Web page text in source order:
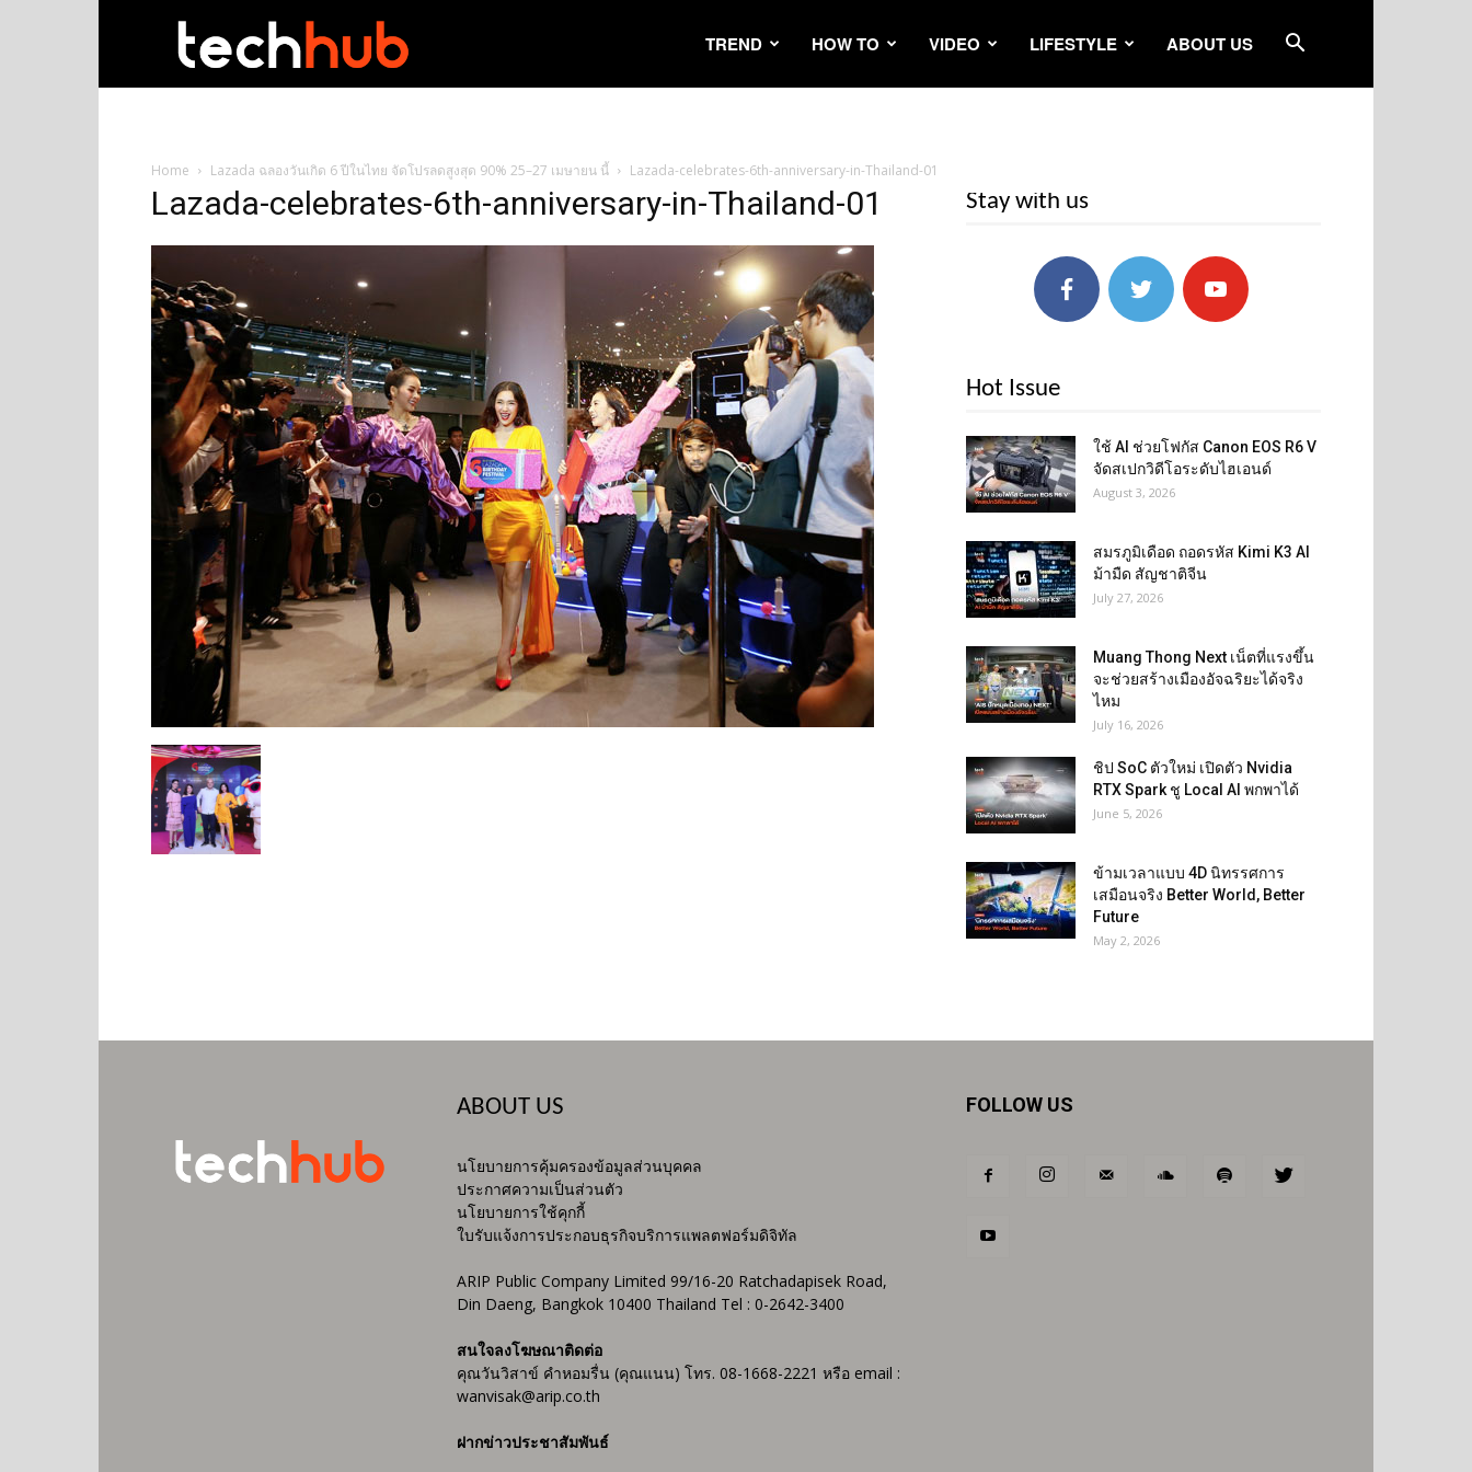
TREND HOW TO VIDEO LIFESTYLE ABOUT US
Home Lazada ฉลองวันเกิด 6 ปีในไทย จัดโปรลดสูงสุด 90% 25–27 เมษายน นี้ Lazada-celebrates-6th-anniversary-in-Thailand-01
Lazada-celebrates-6th-anniversary-in-Thailand-01 Stay with us
Hot Issue
ใช้ AI ช่วยโฟกัส Canon EOS R6 V
จัดสเปกวิดีโอระดับไฮเอนด์
August 3, 2026
สมรภูมิเดือด ถอดรหัส Kimi K3 AI
ม้ามืด สัญชาติจีน
July 27, 2026
Muang Thong Next เน็ตที่แรงขึ้น
จะช่วยสร้างเมืองอัจฉริยะได้จริง
ไหม
July 16, 2026
ชิป SoC ตัวใหม่ เปิดตัว Nvidia
RTX Spark ชู Local AI พกพาได้
June 5, 2026
ข้ามเวลาแบบ 4D นิทรรศการ
เสมือนจริง Better World, Better
Future
May 2, 2026
ABOUT US
นโยบายการคุ้มครองข้อมูลส่วนบุคคล
ประกาศความเป็นส่วนตัว
นโยบายการใช้คุกกี้
ใบรับแจ้งการประกอบธุรกิจบริการแพลตฟอร์มดิจิทัล
ARIP Public Company Limited 99/16-20 Ratchadapisek Road,
Din Daeng, Bangkok 10400 Thailand Tel : 0-2642-3400
สนใจลงโฆษณาติดต่อ
คุณวันวิสาข์ คำหอมรื่น (คุณแนน) โทร. 08-1668-2221 หรือ email :
wanvisak@arip.co.th
ฝากข่าวประชาสัมพันธ์
FOLLOW US